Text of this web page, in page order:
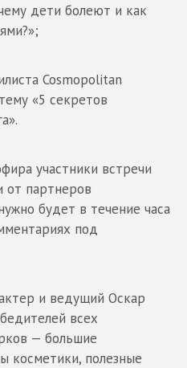
дети болеют и как
Cosmopolitan
«5 секретов
участники встречи
от партнеров
будет в течение часа
под
и ведущий Оскар
всех
— большие
косметики, полезные